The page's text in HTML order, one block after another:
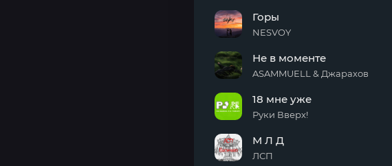
Горы
NESVOY
моменте
Не в моменте
ASAMMUELL & Джарахов
мне
уже
18 мне уже
Руки Вверх!
М Л Д
ЛСП